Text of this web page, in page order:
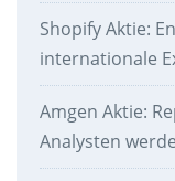
Shopify Aktie:
internationale
Amgen Aktie:
Analysten